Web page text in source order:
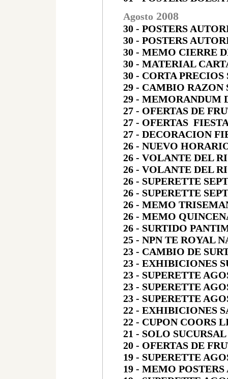
Agosto 2008
30 - POSTERS
30 - POSTERS
30 - MEMO CIERRE
30 - MATERIAL
30 - CORTA
29 - CAMBIO RAZON
29 - MEMORANDUM
27 - OFERTAS DE
27 - OFERTAS
27 - DECORACION
26 - NUEVO
26 - VOLANTE DEL
26 - VOLANTE DEL
26 - SUPERETTE
26 - SUPERETTE
26 - MEMO
26 - MEMO
26 - SURTIDO
25 - NPN TE ROYAL
23 - CAMBIO DE
23 - EXHIBICIONES
23 - SUPERETTE
23 - SUPERETTE
23 - SUPERETTE
22 - EXHIBICIONES
22 - CUPON COORS
21 - SOLO
20 - OFERTAS DE
19 - SUPERETTE
19 - MEMO